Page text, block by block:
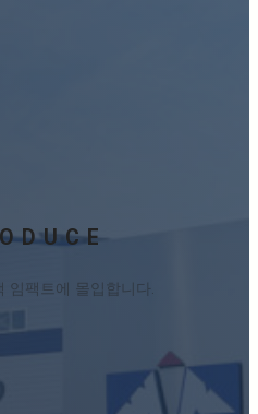
임팩트에 몰입합니다.